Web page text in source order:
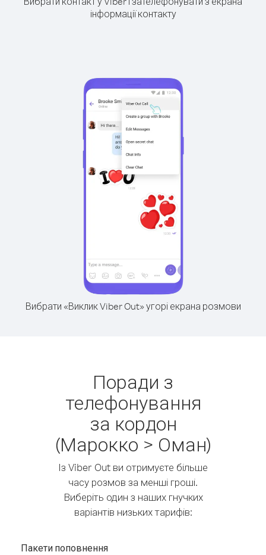
інформації контакту
Вибрати «Виклик Viber Out» угорі екрана розмови
Поради з
телефонування
за кордон
(Марокко > Оман)
Із Viber Out ви отримуєте більше
часу розмов за менші гроші.
Виберіть один з наших гнучких
варіантів низьких тарифів:
Пакети поповнення